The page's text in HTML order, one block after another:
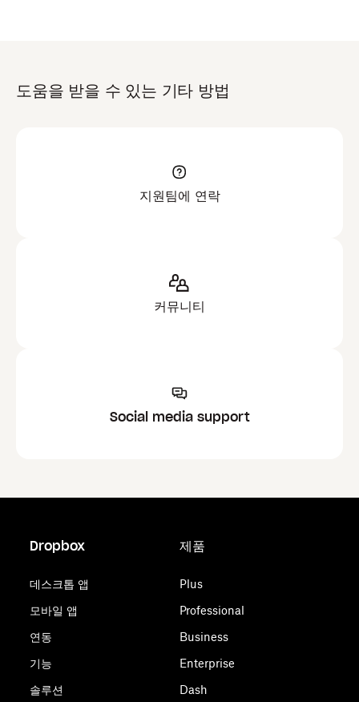
도움을 받을 수 있는 기타 방법
지원팀에 연락
커뮤니티
Social media support
Dropbox
데스크톱 앱
모바일 앱
연동
기능
솔루션
제품
Plus
Professional
Business
Enterprise
Dash